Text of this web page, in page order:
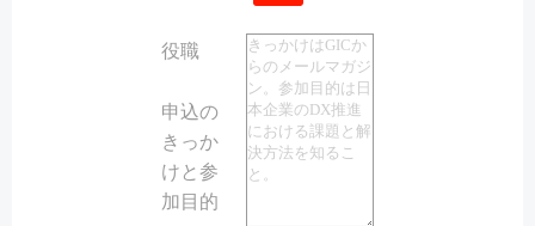
役職 必須
申込の
きっか
けと参
加目的